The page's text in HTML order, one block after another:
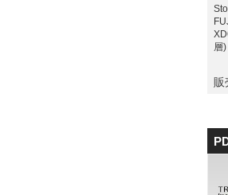
層)
販